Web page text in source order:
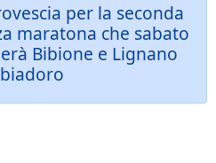
per la seconda
maratona che sabato
Bibione e Lignano